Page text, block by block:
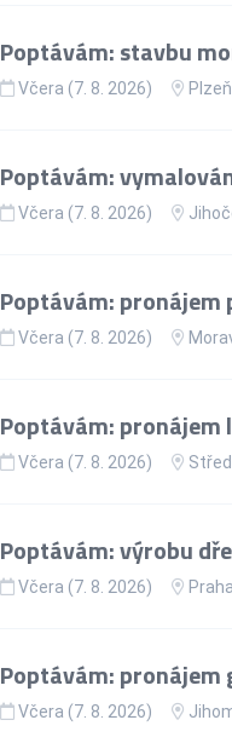
Poptávám: stavbu
Včera (7. 8. 2026)
Poptávám:
Včera (7. 8. 2026)
Poptávám:
Včera (7. 8. 2026)
Poptávám: pronájem
Včera (7. 8. 2026)
Poptávám: výrobu
Včera (7. 8. 2026) Praha
Poptávám: pronájem
Včera (7. 8. 2026)